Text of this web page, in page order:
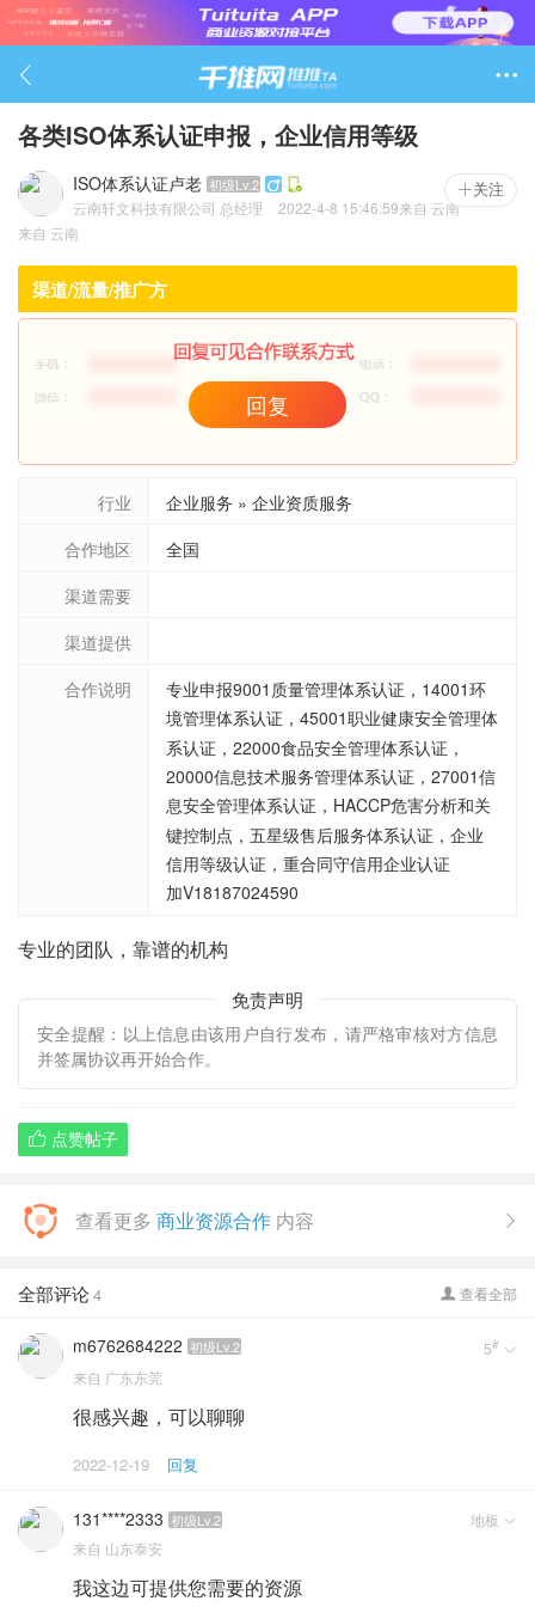

各类ISO体系认证申报，企业信用等级
ISO体系认证卢老 初级Lv.2 
云南轩文科技有限公司 总经理 2022-4-8 15:46:59来自 云南
关注
来自 云南
渠道/流量/推广方
回复
行业
企业服务 » 企业资质服务
合作地区
全国
渠道需要
渠道提供
合作说明
专业申报9001质量管理体系认证，14001环
境管理体系认证，45001职业健康安全管理体
系认证，22000食品安全管理体系认证，
20000信息技术服务管理体系认证，27001信
息安全管理体系认证，HACCP危害分析和关
键控制点，五星级售后服务体系认证，企业
信用等级认证，重合同守信用企业认证
加V18187024590
专业的团队，靠谱的机构
免责声明
安全提醒：以上信息由该用户自行发布，请严格审核对方信息
并签属协议再开始合作。
 点赞帖子
查看更多 商业资源合作 内容 
 查看全部
全部评论4
m6762684222 初级Lv.2 5# 
来自 广东东莞
很感兴趣，可以聊聊
2022-12-19 回复
131****2333 初级Lv.2 地板 
来自 山东泰安
我这边可提供您需要的资源